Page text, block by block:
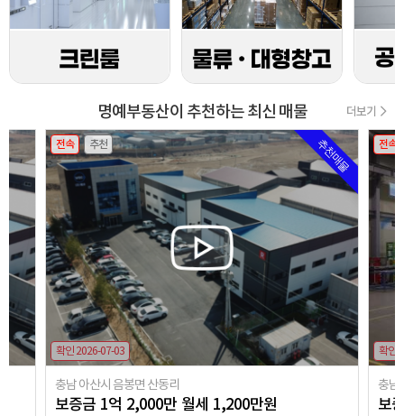
명예부동산이 추천하는 최신 매물 더보기
추천매물
전속 추천
확인 2026-07-03
충남 아산시 음봉면 산동리
보증금 1억 2,000만 월세 1,200만원
전속
확인
충남
보